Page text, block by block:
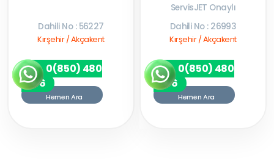
Dahili No : 56227
Kırşehir / Akçakent
0(850) 480
7256
Hemen Ara
ServisJET Onaylı
Dahili No : 26993
Kırşehir / Akçakent
0(850) 480
7256
Hemen Ara